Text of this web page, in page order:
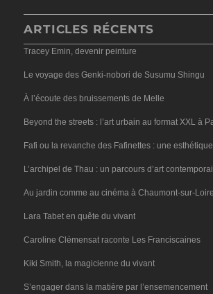
ARTICLES RÉCENTS
Tracey Emin, devenir peinture
Le voyage des Genki-nobori de Susumu Shingu
À l’écoute des bruissements de Melle
Beyond the streets : l’art urbain au format XXL à
Fafi ou la revanche des Fafinettes : une
L’archipel de Thau : un parcours d’art
Au jardin comme au cinéma à Chaumont-sur-Loire
Lara Tabet en quête du vivant
Caroline Clémensat raconte Les Franciscaines
Kiki Smith, la magicienne du vivant
S’engager dans la matière par l’ensemencement